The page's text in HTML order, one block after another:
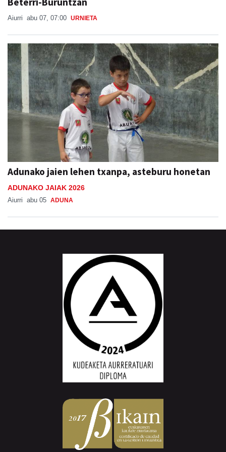
Aiurri abu 07, 07:00 URNIETA
Adunako jaien lehen txanpa, asteburu honetan
ADUNAKO JAIAK 2026
Aiurri abu 05 ADUNA